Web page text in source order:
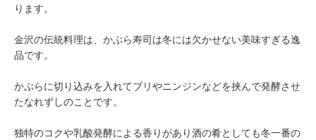
ります。
金沢の伝統料理は、かぶら寿司は冬には欠かせない美味すぎる逸
品です。
かぶらに切り込みを入れてブリやニンジンなどを挟んで発酵させ
たなれずしのことです。
独特のコクや乳酸発酵による香りがあり酒の肴としても冬一番の